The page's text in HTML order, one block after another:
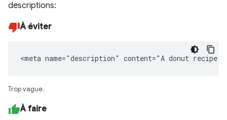
descriptions:
À éviter
<meta name="description" content="A donut
Trop vague.
À faire